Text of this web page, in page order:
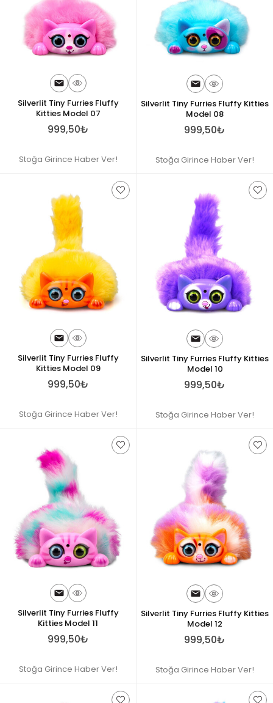
Silverlit Tiny Furries Fluffy
Kitties Model 07
999,50₺
Stoğa Girince Haber Ver!
Silverlit Tiny Furries Fluffy Kitties
Model 08
999,50₺
Stoğa Girince Haber Ver!
Silverlit Tiny Furries Fluffy
Kitties Model 09
999,50₺
Stoğa Girince Haber Ver!
Silverlit Tiny Furries Fluffy Kitties
Model 10
999,50₺
Stoğa Girince Haber Ver!
Silverlit Tiny Furries Fluffy
Kitties Model 11
999,50₺
Stoğa Girince Haber Ver!
Silverlit Tiny Furries Fluffy Kitties
Model 12
999,50₺
Stoğa Girince Haber Ver!